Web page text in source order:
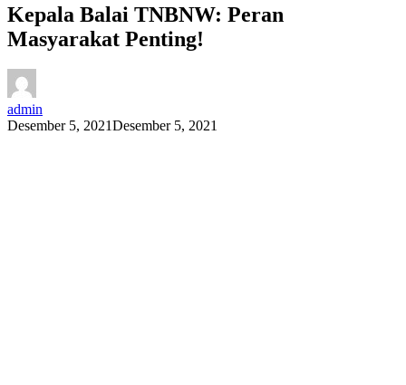
Kepala Balai TNBNW: Peran
Masyarakat Penting!
admin
Desember 5, 2021Desember 5, 2021